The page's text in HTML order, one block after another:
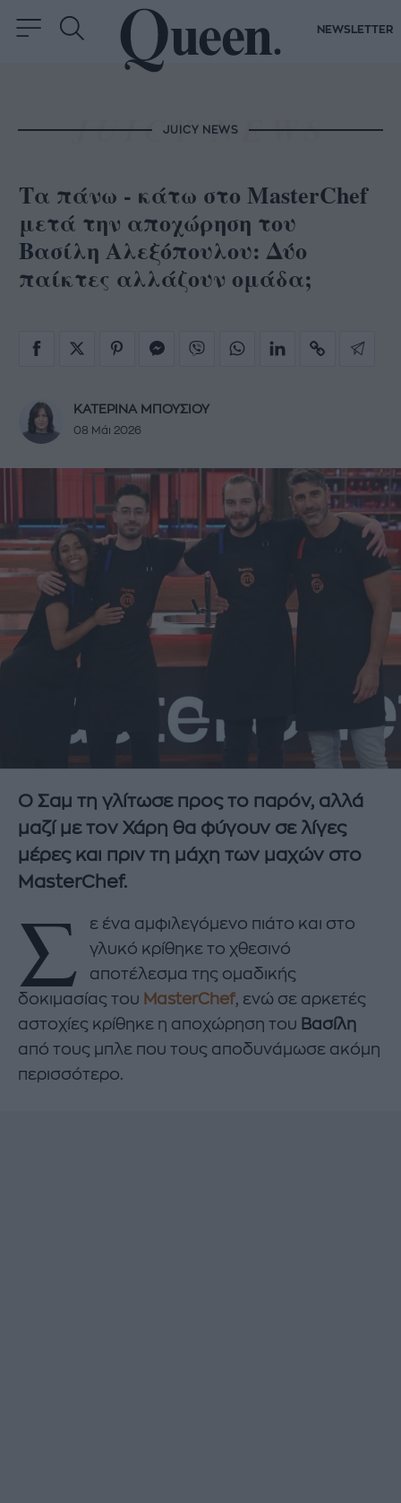
NEWSLETTER
JUICY NEWS
Τα πάνω - κάτω στο MasterChef
μετά την αποχώρηση του
Βασίλη Αλεξόπουλου: Δύο
παίκτες αλλάζουν ομάδα;
ΚΑΤΕΡΙΝΑ ΜΠΟΥΣΙΟΥ
08 Μάι 2026
Ο Σαμ τη γλίτωσε προς το παρόν, αλλά
μαζί με τον Χάρη θα φύγουν σε λίγες
μέρες και πριν τη μάχη των μαχών στο
MasterChef.
Σ
ε ένα αμφιλεγόμενο πιάτο και στο
γλυκό κρίθηκε το χθεσινό
αποτέλεσμα της ομαδικής
δοκιμασίας του MasterChef, ενώ σε αρκετές
αστοχίες κρίθηκε η αποχώρηση του Βασίλη
από τους μπλε που τους αποδυνάμωσε ακόμη
περισσότερο.